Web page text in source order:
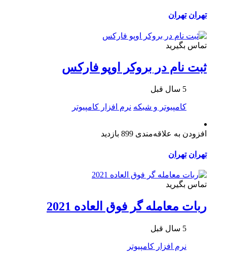
تهران تهران
تماس بگیرید
ثبت نام در بروکر اوپو فارکس
5 سال قبل
کامپیوتر و شبکه نرم افزار کامپیوتر
افزودن به علاقه‌مندی 899 بازدید
تهران تهران
تماس بگیرید
ربات معامله گر فوق العاده 2021
5 سال قبل
نرم افزار کامپیوتر